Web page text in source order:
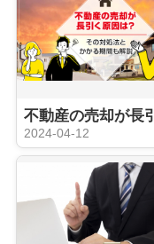
2024-04-12